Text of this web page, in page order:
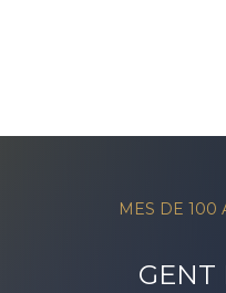
MES DE 100
GENT